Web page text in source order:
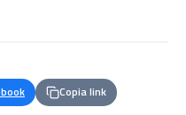
Copia link